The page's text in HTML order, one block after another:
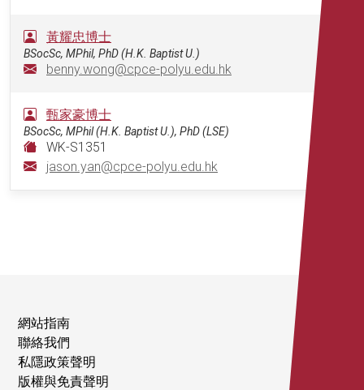
黃耀忠博士
BSocSc, MPhil, PhD (H.K. Baptist U.)
benny.wong@cpce-polyu.edu.hk
甄家豪博士
BSocSc, MPhil (H.K. Baptist U.), PhD (LSE)
WK-S1351
jason.yan@cpce-polyu.edu.hk
網站指南
聯絡我們
私隱政策聲明
版權與免責聲明